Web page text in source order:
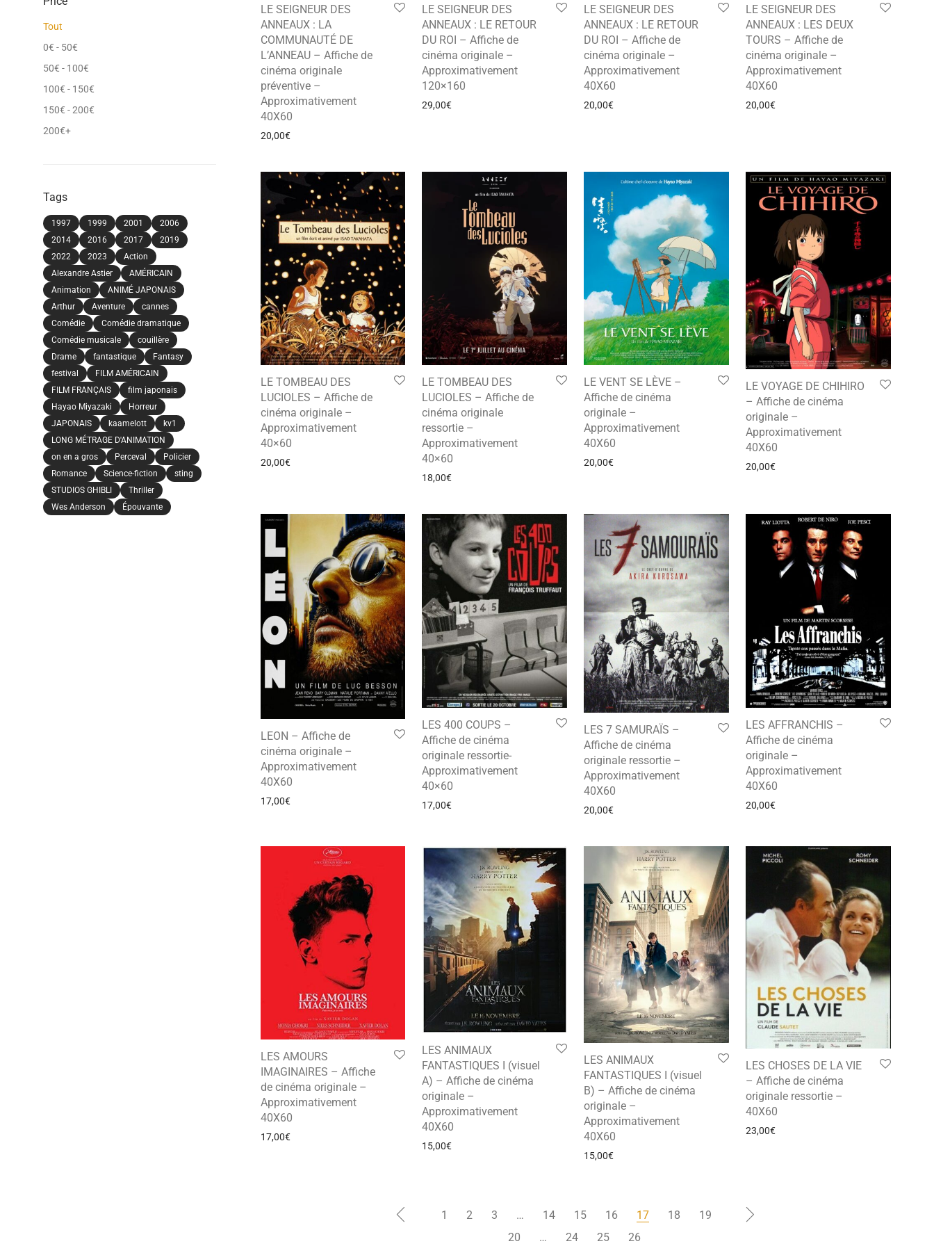
Tout
0€ - 50€
50€ - 100€
100€ - 150€
150€ -200€
200€+
Tags
1997 1999 2001
2006
2014
2016 2017
2019
2022
2023
Action
Alexandre Astier
AMÉRICAIN
Animation
ANIMÉ JAPONAIS
Arthur
Aventure
cannes
Comédie
Comédie dramatique
Comédie musicale
couillère
Drame
fantastique
Fantasy
festival
FILM AMÉRICAIN
FILM FRANÇAIS
film japonais
Hayao Miyazaki
Horreur
JAPONAIS
kaamelott
kv1
LONG MÉTRAGE D'ANIMATION
on en a gros
Perceval
Policier
Romance
Science-fiction
sting
STUDIOS GHIBLI
Thriller
Wes Anderson
Épouvante
LE SEIGNEUR DES
ANNEAUX : LA
COMMUNAUTÉ DE
L’ANNEAU – Affiche de
cinéma originale
préventive –
Approximativement
40X60
20,00€
LE SEIGNEUR DES
ANNEAUX : LE RETOUR
DU ROI – Affiche de
cinéma originale –
Approximativement
120×160
29,00€
LE SEIGNEUR DES
ANNEAUX : LE RETOUR
DU ROI – Affiche de
cinéma originale –
Approximativement
40X60
20,00€
LE SEIGNEUR DES
ANNEAUX : LES DEUX
TOURS – Affiche de
cinéma originale –
Approximativement
40X60
20,00€
LE TOMBEAU DES
LUCIOLES – Affiche de
cinéma originale –
Approximativement
40×60
20,00€
LE TOMBEAU DES
LUCIOLES – Affiche de
cinéma originale
ressortie –
Approximativement
40×60
18,00€
LE VENT SE LÈVE –
Affiche de cinéma
originale –
Approximativement
40X60
20,00€
LE VOYAGE DE CHIHIRO
– Affiche de cinéma
originale –
Approximativement
40X60
20,00€
LEON – Affiche de
cinéma originale –
Approximativement
40X60
17,00€
LES 400 COUPS –
Affiche de cinéma
originale ressortie-
Approximativement
40×60
17,00€
LES 7 SAMURAÏS –
Affiche de cinéma
originale ressortie –
Approximativement
40X60
20,00€
LES AFFRANCHIS –
Affiche de cinéma
originale –
Approximativement
40X60
20,00€
LES AMOURS
IMAGINAIRES – Affiche
de cinéma originale –
Approximativement
40X60
17,00€
LES ANIMAUX
FANTASTIQUES I (visuel
A) – Affiche de cinéma
originale –
Approximativement
40X60
15,00€
LES ANIMAUX
FANTASTIQUES I (visuel
B) – Affiche de cinéma
originale –
Approximativement
40X60
15,00€
LES CHOSES DE LA VIE
– Affiche de cinéma
originale ressortie –
40X60
23,00€
1 2 3 … 14 15 16 17 18
19
20
… 24 25 26